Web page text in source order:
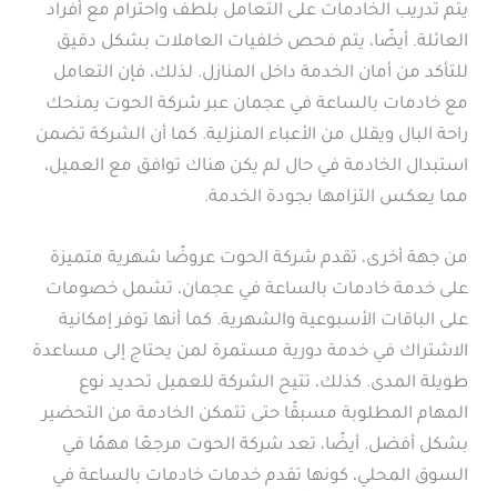
يتم تدريب الخادمات على التعامل بلطف واحترام مع أفراد
العائلة. أيضًا، يتم فحص خلفيات العاملات بشكل دقيق
للتأكد من أمان الخدمة داخل المنازل. لذلك، فإن التعامل
مع خادمات بالساعة في عجمان عبر شركة الحوت يمنحك
راحة البال ويقلل من الأعباء المنزلية. كما أن الشركة تضمن
استبدال الخادمة في حال لم يكن هناك توافق مع العميل،
مما يعكس التزامها بجودة الخدمة.
من جهة أخرى، تقدم شركة الحوت عروضًا شهرية متميزة
على خدمة خادمات بالساعة في عجمان، تشمل خصومات
على الباقات الأسبوعية والشهرية. كما أنها توفر إمكانية
الاشتراك في خدمة دورية مستمرة لمن يحتاج إلى مساعدة
طويلة المدى. كذلك، تتيح الشركة للعميل تحديد نوع
المهام المطلوبة مسبقًا حتى تتمكن الخادمة من التحضير
بشكل أفضل. أيضًا، تعد شركة الحوت مرجعًا مهمًا في
السوق المحلي، كونها تقدم خدمات خادمات بالساعة في